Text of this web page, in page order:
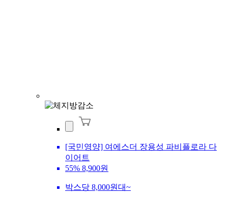
[국민영양] 여에스더 장용성 파비플로라 다
이어트
55% 8,900원
박스당 8,000원대~